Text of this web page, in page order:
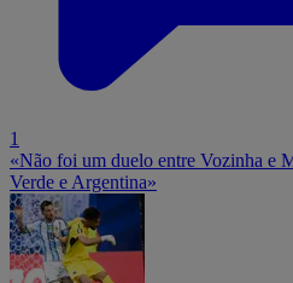
1
«Não foi um duelo entre Vozinha e
Verde e Argentina»